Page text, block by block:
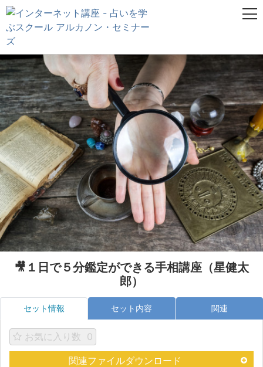
🎥１日で５分鑑定ができる手相講座（星健太
郎）
セット情報 セット内容 関連
お気に入り数 0
関連ファイルダウンロード